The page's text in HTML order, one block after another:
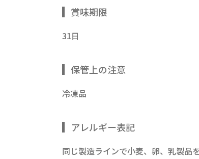
賞味期限
31日
保管上の注意
冷凍品
アレルギー表記
同じ製造ラインで小麦、卵、乳製品